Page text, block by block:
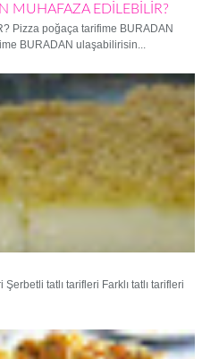
MUHAFAZA EDİLEBİLİR?
Pizza poğaça tarifime BURADAN
BURADAN ulaşabilirisin...
tatlı tarifleri Farklı tatlı tarifleri